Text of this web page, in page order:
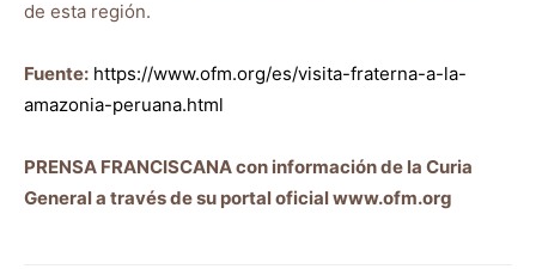
de esta región.
Fuente: https://www.ofm.org/es/visita-fraterna-a-la-
amazonia-peruana.html
PRENSA FRANCISCANA con información de la Curia
General a través de su portal oficial www.ofm.org